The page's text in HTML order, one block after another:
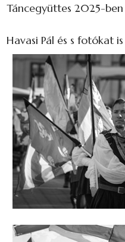
Táncegyüttes 2025-
Havasi Pál és s fotókat